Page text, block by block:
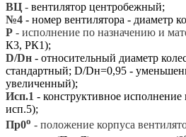
ВЦ - вентилятор центробежный;
№4 - номер вентилятора - диаметр
Р - исполнение по назначению и
К3, РК1);
D/Dн - относительный диаметр
стандартный; D/Dн=0,95 -
увеличенный);
Исп.1 - конструктивное
исп.5);
Пр0о - положение корпуса